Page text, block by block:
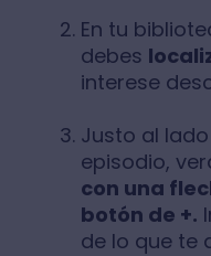
En tu
debes
interese
Justo al
episodio,
con una
botón de +.
de lo que te